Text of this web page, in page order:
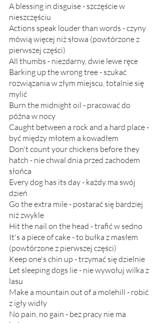
A blessing in disguise - szczęście w
nieszczęściu
Actions speak louder than words - czyny
mówią więcej niż słowa (powtórzone z
pierwszej części)
All thumbs - niezdarny, dwie lewe ręce
Barking up the wrong tree - szukać
rozwiązania w złym miejscu, totalnie się
mylić
Burn the midnight oil - pracować do
późna w nocy
Caught between a rock and a hard place -
być między młotem a kowadłem
Don't count your chickens before they
hatch - nie chwal dnia przed zachodem
słońca
Every dog has its day - każdy ma swój
dzień
Go the extra mile - postarać się bardziej
niż zwykle
Hit the nail on the head - trafić w sedno
It's a piece of cake - to bułka z masłem
(powtórzone z pierwszej części)
Keep one's chin up - trzymać się dzielnie
Let sleeping dogs lie - nie wywołuj wilka z
lasu
Make a mountain out of a molehill - robić
z igły widły
No pain, no gain - bez pracy nie ma